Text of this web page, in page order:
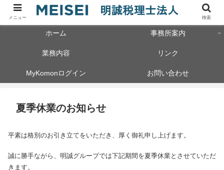
ホーム 事務所案内
業務内容 リンク
MyKomonログイン お問い合わせ
夏季休業のお知らせ
平素は格別のお引き立てをいただき、厚く御礼申し上げます。
誠に勝手ながら、明誠グループでは下記期間を夏季休業とさせていただ
きます。
メニュー 検索